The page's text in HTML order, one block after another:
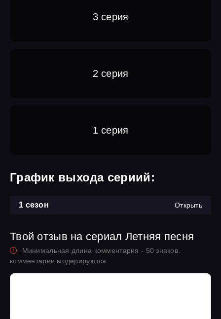
3 серия
2 серия
1 серия
График выхода сериий:
1 сезон Открыть
Твой отзыв на сериал Летняя песня
Минимальная длина комментария - 50 знаков.
комментарии модерируются